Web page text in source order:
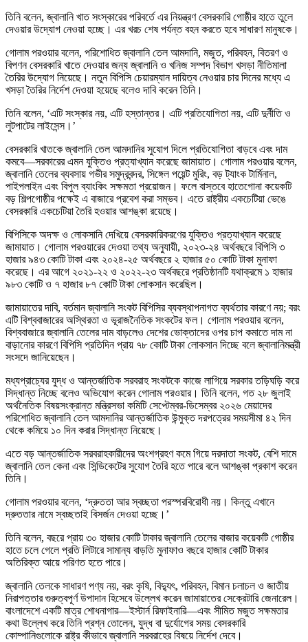
তিনি বলেন, জ্বালানি খাত সংস্কারের পরিবর্তে এর নিয়ন্ত্রণ বেসরকারি গোষ্ঠীর হাতে তুলে
দেওয়ার উদ্যোগ নেওয়া হচ্ছে। এর খরচ শেষ পর্যন্ত বহন করতে হবে সাধারণ মানুষকে।
গোলাম পরওয়ার বলেন, পরিশোধিত জ্বালানি তেল আমদানি, মজুত, পরিবহন, বিতরণ ও
বিপণন বেসরকারি খাতে দেওয়ার জন্য জ্বালানি ও খনিজ সম্পদ বিভাগ খসড়া নীতিমালা
তৈরির উদ্যোগ নিয়েছে। নতুন বিপিসি চেয়ারম্যান দায়িত্ব নেওয়ার চার দিনের মধ্যে এ
খসড়া তৈরির নির্দেশ দেওয়া হয়েছে বলেও দাবি করেন তিনি।
তিনি বলেন, ‘এটি সংস্কার নয়, এটি হস্তান্তর। এটি প্রতিযোগিতা নয়, এটি দুর্নীতি ও
লুটপাটের লাইসেন্স।’
বেসরকারি খাতকে জ্বালানি তেল আমদানির সুযোগ দিলে প্রতিযোগিতা বাড়বে এবং দাম
কমবে—সরকারের এমন যুক্তিও প্রত্যাখ্যান করেছে জামায়াত। গোলাম পরওয়ার বলেন,
জ্বালানি তেলের ব্যবসায় গভীর সমুদ্রবন্দর, সিঙ্গেল পয়েন্ট মুরিং, বড় ট্যাংক টার্মিনাল,
পাইপলাইন এবং বিপুল ব্যাংকিং সক্ষমতা প্রয়োজন। ফলে বাস্তবে হাতেগোনা কয়েকটি
বড় শিল্পগোষ্ঠীর পক্ষেই এ বাজারে প্রবেশ করা সম্ভব। এতে রাষ্ট্রীয় একচেটিয়া ভেঙে
বেসরকারি একচেটিয়া তৈরি হওয়ার আশঙ্কা রয়েছে।
বিপিসিকে অদক্ষ ও লোকসানি দেখিয়ে বেসরকারিকরণের যুক্তিও প্রত্যাখ্যান করেছে
জামায়াত। গোলাম পরওয়ারের দেওয়া তথ্য অনুযায়ী, ২০২৩-২৪ অর্থবছরে বিপিসি ৩
হাজার ৯৪৩ কোটি টাকা এবং ২০২৪-২৫ অর্থবছরে ২ হাজার ৫০ কোটি টাকা মুনাফা
করেছে। এর আগে ২০২১-২২ ও ২০২২-২৩ অর্থবছরে প্রতিষ্ঠানটি যথাক্রমে ১ হাজার
৯৮৩ কোটি ও ৭ হাজার ৮৭ কোটি টাকা লোকসান করেছিল।
জামায়াতের দাবি, বর্তমান জ্বালানি সংকট বিপিসির ব্যবস্থাপনাগত ব্যর্থতার কারণে নয়; বরং
এটি বিশ্ববাজারের অস্থিরতা ও ভূরাজনৈতিক সংকটের ফল। গোলাম পরওয়ার বলেন,
বিশ্ববাজারে জ্বালানি তেলের দাম বাড়লেও দেশের ভোক্তাদের ওপর চাপ কমাতে দাম না
বাড়ানোর কারণে বিপিসি প্রতিদিন প্রায় ৭৮ কোটি টাকা লোকসান দিচ্ছে বলে জ্বালানিমন্ত্রী
সংসদে জানিয়েছেন।
মধ্যপ্রাচ্যের যুদ্ধ ও আন্তর্জাতিক সরবরাহ সংকটকে কাজে লাগিয়ে সরকার তড়িঘড়ি করে
সিদ্ধান্ত নিচ্ছে বলেও অভিযোগ করেন গোলাম পরওয়ার। তিনি বলেন, গত ২৮ জুলাই
অর্থনৈতিক বিষয়সংক্রান্ত মন্ত্রিসভা কমিটি সেপ্টেম্বর-ডিসেম্বর ২০২৬ মেয়াদের
পরিশোধিত জ্বালানি তেল আমদানির আন্তর্জাতিক উন্মুক্ত দরপত্রের সময়সীমা ৪২ দিন
থেকে কমিয়ে ১০ দিন করার সিদ্ধান্ত নিয়েছে।
এতে বড় আন্তর্জাতিক সরবরাহকারীদের অংশগ্রহণ কমে গিয়ে দরদাতা সংকট, বেশি দামে
জ্বালানি তেল কেনা এবং সিন্ডিকেটের সুযোগ তৈরি হতে পারে বলে আশঙ্কা প্রকাশ করেন
তিনি।
গোলাম পরওয়ার বলেন, ‘দ্রুততা আর স্বচ্ছতা পরস্পরবিরোধী নয়। কিন্তু এখানে
দ্রুততার নামে স্বচ্ছতাই বিসর্জন দেওয়া হচ্ছে।’
তিনি বলেন, বছরে প্রায় ৩০ হাজার কোটি টাকার জ্বালানি তেলের বাজার কয়েকটি গোষ্ঠীর
হাতে চলে গেলে প্রতি লিটারে সামান্য বাড়তি মুনাফাও বছরে হাজার কোটি টাকার
অতিরিক্ত আয়ে পরিণত হতে পারে।
জ্বালানি তেলকে সাধারণ পণ্য নয়, বরং কৃষি, বিদ্যুৎ, পরিবহন, বিমান চলাচল ও জাতীয়
নিরাপত্তার গুরুত্বপূর্ণ উপাদান হিসেবে উল্লেখ করেন জামায়াতের সেক্রেটারি জেনারেল।
বাংলাদেশে একটি মাত্র শোধনাগার—ইস্টার্ন রিফাইনারি—এবং সীমিত মজুত সক্ষমতার
কথা উল্লেখ করে তিনি প্রশ্ন তোলেন, যুদ্ধ বা দুর্যোগের সময় বেসরকারি
কোম্পানিগুলোকে রাষ্ট্র কীভাবে জ্বালানি সরবরাহের বিষয়ে নির্দেশ দেবে।